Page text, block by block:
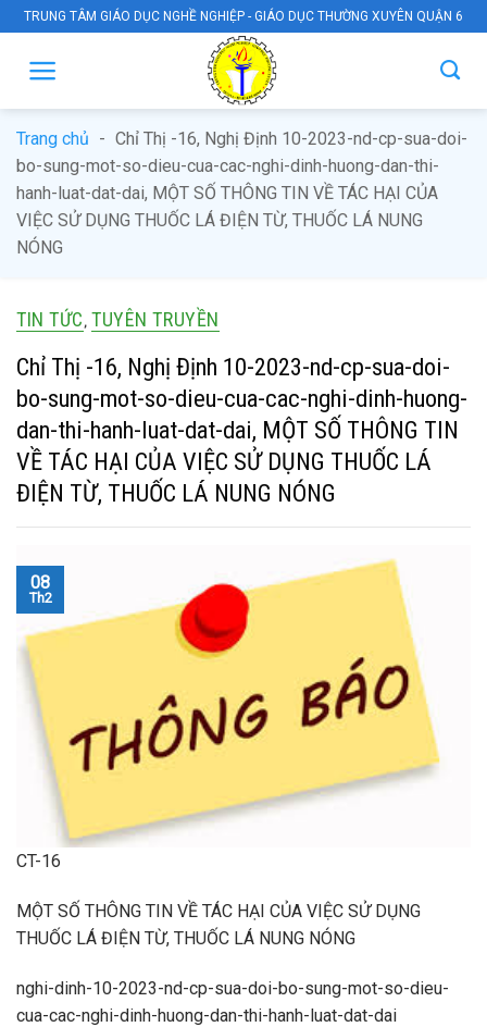
Skip
to
content
TRUNG TÂM GIÁO DỤC NGHỀ NGHIỆP - GIÁO DỤC THƯỜNG XUYÊN QUẬN 6
Trang chủ - Chỉ Thị -16, Nghị Định 10-2023-nd-cp-sua-doi-
bo-sung-mot-so-dieu-cua-cac-nghi-dinh-huong-dan-thi-
hanh-luat-dat-dai, MỘT SỐ THÔNG TIN VỀ TÁC HẠI CỦA
VIỆC SỬ DỤNG THUỐC LÁ ĐIỆN TỪ, THUỐC LÁ NUNG
NÓNG
TIN TỨC , TUYÊN TRUYỀN
Chỉ Thị -16, Nghị Định 10-2023-nd-cp-sua-doi-
bo-sung-mot-so-dieu-cua-cac-nghi-dinh-huong-
dan-thi-hanh-luat-dat-dai, MỘT SỐ THÔNG TIN
VỀ TÁC HẠI CỦA VIỆC SỬ DỤNG THUỐC LÁ
ĐIỆN TỪ, THUỐC LÁ NUNG NÓNG
08
Th2
CT-16
MỘT SỐ THÔNG TIN VỀ TÁC HẠI CỦA VIỆC SỬ DỤNG
THUỐC LÁ ĐIỆN TỪ, THUỐC LÁ NUNG NÓNG
nghi-dinh-10-2023-nd-cp-sua-doi-bo-sung-mot-so-dieu-
cua-cac-nghi-dinh-huong-dan-thi-hanh-luat-dat-dai